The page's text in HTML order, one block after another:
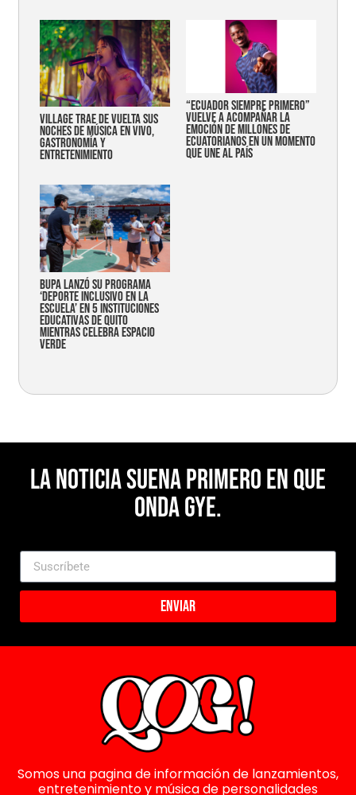
Village trae de vuelta sus
noches de música en vivo,
gastronomía y
entretenimiento
“Ecuador siempre primero”
vuelve a acompañar la
emoción de millones de
ecuatorianos en un momento
que une al país
Bupa lanzó su programa
‘Deporte Inclusivo en la
Escuela’ en 5 instituciones
educativas de Quito
mientras celebra espacio
verde
La noticia suena primero en Que
Onda Gye.
Enviar
Somos una pagina de información de lanzamientos,
entretenimiento y música de personalidades